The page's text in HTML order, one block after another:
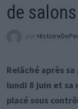
de
par
Relâché après
lundi 8 juin et sa
placé sous